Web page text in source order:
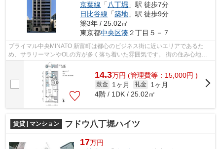
京葉線 「八丁堀 」駅 徒歩7分
日比谷線 「築地 」駅 徒歩9分
築3年 / 25.02㎡
東京都中央区湊２丁目５－７
プライマル中央MINATO 新富町は都心のビジネス街に近いエリアであるた
め、サラリーマンやOLの方が多く落ち着いた雰囲気です。 街の住み心地に
加え、通勤や休日の遊び、どちらにも高...
14.3万円 (管理費等：15,000円 )
敷金 1ヶ月 礼金
1ヶ月
4階 / 1DK / 25.02㎡
賃貸 | マンション フドウ八丁堀ハイツ
17万円